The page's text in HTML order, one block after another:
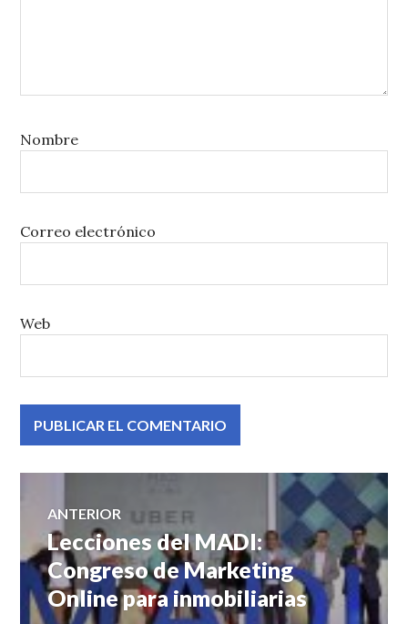
Nombre
Correo electrónico
Web
Navegación
de
entradas
ANTERIOR
Entrada
anterior:
Lecciones del MADI:
Congreso de Marketing
Online para inmobiliarias